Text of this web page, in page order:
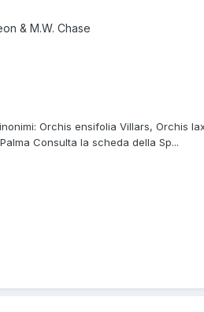
& M.W. Chase
Orchis ensifolia Villars, Orchis
Consulta la scheda della Sp...